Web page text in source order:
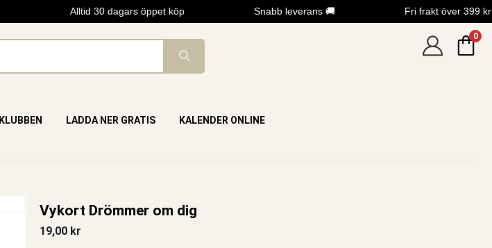
Alltid 30 dagars öppet köp Snabb leverans 🚚 Fri frakt över 399 kr
0
KLUBBEN LADDA NER GRATIS KALENDER ONLINE
Vykort Drömmer om dig
19,00 kr